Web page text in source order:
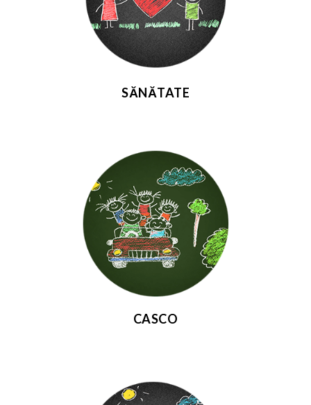
SĂNĂTATE
CASCO